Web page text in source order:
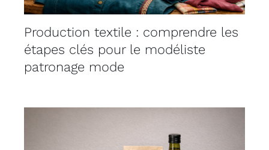
Production textile : comprendre les
étapes clés pour le modéliste
patronage mode